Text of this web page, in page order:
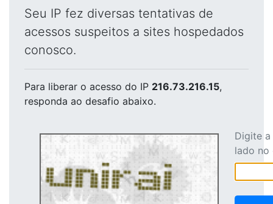
Seu IP fez diversas tentativas de
acessos suspeitos a sites hospedados
conosco.
Para liberar o acesso do IP 216.73.216.15,
responda ao desafio abaixo.
Digite
lado no